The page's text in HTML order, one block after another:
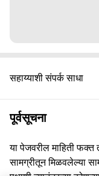
सहाय्याशी संपर्क साधा
पूर्वसूचना
या पेजवरील माहिती फक्त
सामग्रीतून मिळवलेल्या